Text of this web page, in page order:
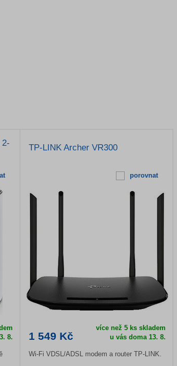
2-
8.
TP-LINK Archer VR300
porovnat
1 549 Kč
více než 5 ks skladem
u vás doma 13. 8.
Wi-Fi VDSL/ADSL modem a router TP-LINK.